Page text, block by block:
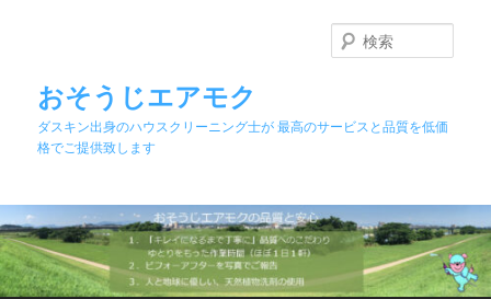
移
動
おそうじエアモク
ダスキン出身のハウスクリーニング士が 最高のサービスと品質を低価
格でご提供致します
索